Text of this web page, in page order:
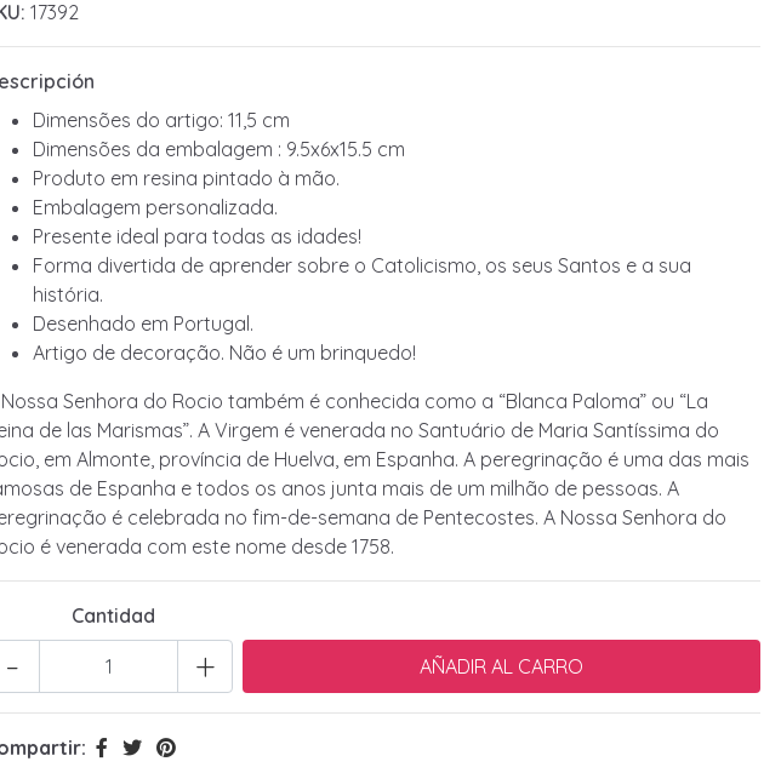
17392
Dimensões do artigo: 11,5 cm
Dimensões da embalagem : 9.5x6x15.5 cm
Produto em resina pintado à mão.
Embalagem personalizada.
Presente ideal para todas as idades!
Forma divertida de aprender sobre o Catolicismo, os seus Santos e a sua
história.
Desenhado em Portugal.
Artigo de decoração. Não é um brinquedo!
Senhora do Rocio também é conhecida como a “Blanca Paloma” ou “La
de las Marismas”. A Virgem é venerada no Santuário de Maria Santíssima do
em Almonte, província de Huelva, em Espanha. A peregrinação é uma das mais
de Espanha e todos os anos junta mais de um milhão de pessoas. A
é celebrada no fim-de-semana de Pentecostes. A Nossa Senhora do
é venerada com este nome desde 1758.
Cantidad
+
-